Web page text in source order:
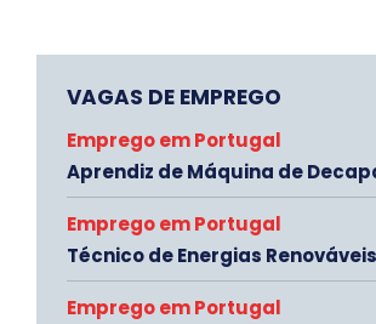
VAGAS DE EMPREGO
Emprego em Portugal
Aprendiz de Máquina de
Emprego em Portugal
Técnico de Energias
Emprego em Portugal